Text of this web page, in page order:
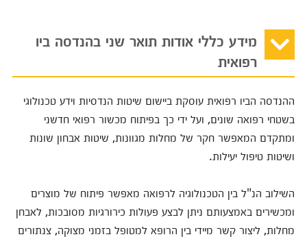
מידע כללי אודות תואר שני בהנדסה ביו
רפואית
ההנדסה הביו רפואית עוסקת ביישום שיטות הנדסיות וידע טכנולוגי
בשטחי רפואה שונים, ועל ידי כך בפיתוח מכשור רפואי חדשני
ומתקדם המאפשר חקר של מחלות מגוונות, שיטות אבחון שונות
ושיטות טיפול יעילות.
השילוב הנ"ל בין הטכנולוגיה לרפואה מאפשר פיתוח של מוצרים
ומכשירים באמצעותם ניתן לבצע פעולות כירורגיות מסובכות, לאבחן
מחלות, ליצור קשר מיידי בין הרופא למטופל בזמני מצוקה, צנתורים